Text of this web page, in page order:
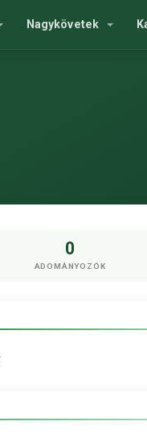
Nagykövetek
0
ADOMÁNYOZÓK